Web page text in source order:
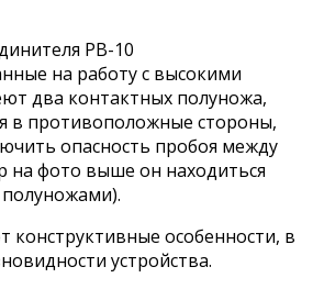
РВ-10
на работу с высокими
два контактных полуножа,
в противоположные стороны,
опасность пробоя между
на фото выше он находиться
конструктивные особенности, в
устройства.